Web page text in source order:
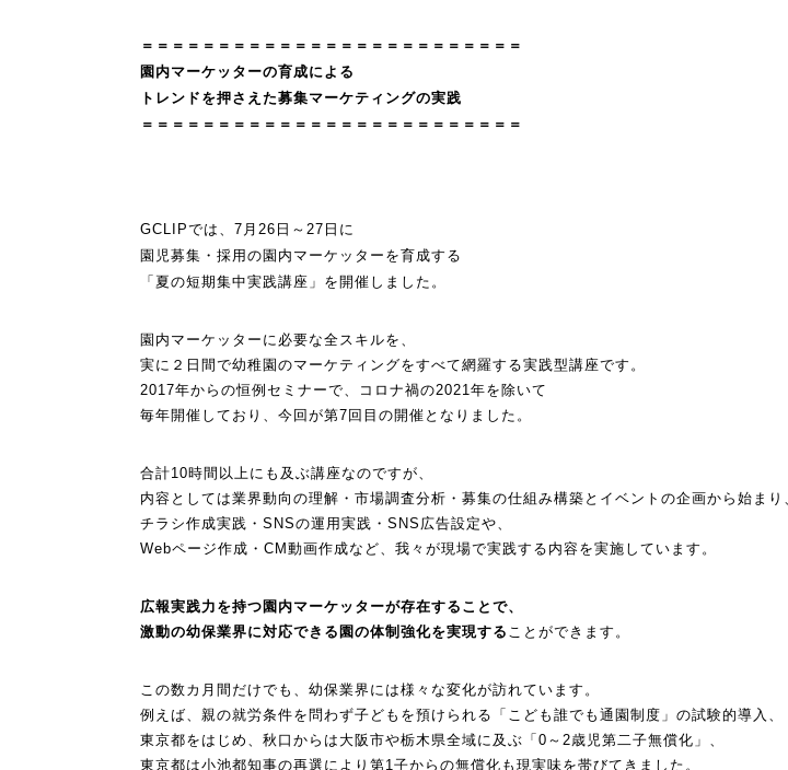
＝＝＝＝＝＝＝＝＝＝＝＝＝＝＝＝＝＝＝＝＝＝＝＝＝
園内マーケッターの育成による
トレンドを押さえた募集マーケティングの実践
＝＝＝＝＝＝＝＝＝＝＝＝＝＝＝＝＝＝＝＝＝＝＝＝＝
GCLIPでは、7月26日～27日に
園児募集・採用の園内マーケッターを育成する
「夏の短期集中実践講座」を開催しました。
園内マーケッターに必要な全スキルを、
実に２日間で幼稚園のマーケティングをすべて網羅する実践型講座です。
2017年からの恒例セミナーで、コロナ禍の2021年を除いて
毎年開催しており、今回が第7回目の開催となりました。
合計10時間以上にも及ぶ講座なのですが、
内容としては業界動向の理解・市場調査分析・ 募集の仕組み構築とイベントの企画から始まり
チラシ作成実践・SNSの運用実践・SNS広告設定や、
Webページ作成・CM動画作成など、 我々が現場で実践する内容を実施しています。
広報実践力を持つ園内マーケッターが存在することで、
激動の幼保業界に対応できる園の体制強化を実現する ことができま す。
この数カ月間だけでも、幼保業界には様々な変化が訪れています。
例えば、親の就労条件を問わず子どもを預けられる「 こども誰でも通園制度」の試験的導入、
東京都をはじめ、秋口からは大阪市や栃木県全域に及ぶ「0～ 2歳児第二子無償化」、
東京都は小池都知事の再選により第1子からの無償化も現実味を帯びてきました。